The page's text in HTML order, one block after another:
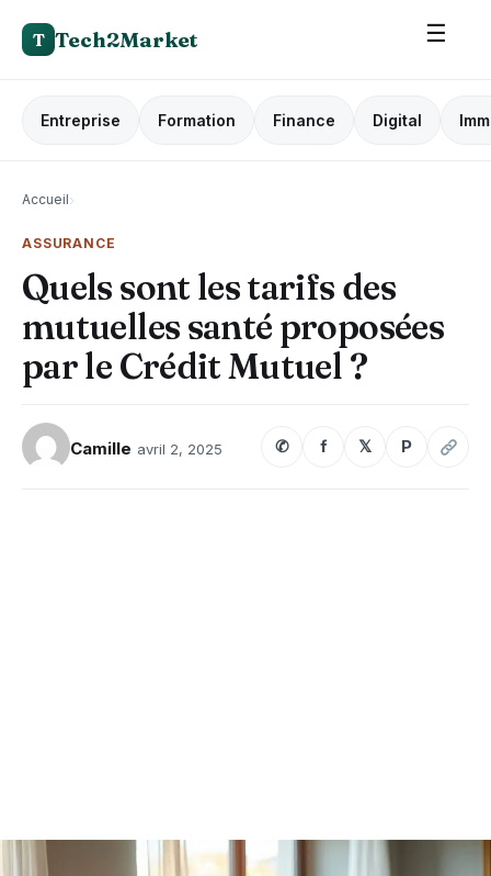
T Tech2Market ☰
Entreprise Formation Finance Digital
Accueil›
ASSURANCE
Quels sont les tarifs des
mutuelles santé proposées
par le Crédit Mutuel ?
Camille avril 2, 2025 ✆ f 𝕏 P